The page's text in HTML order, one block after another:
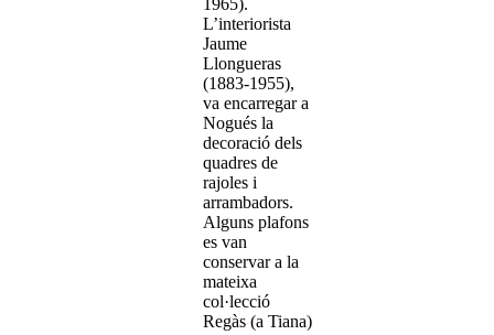
1965).
L’interiorista
Jaume
Llongueras
(1883-1955),
va encarregar a
Nogués la
decoració dels
quadres de
rajoles i
arrambadors.
Alguns plafons
es van
conservar a la
mateixa
col·lecció
Regàs (a Tiana)